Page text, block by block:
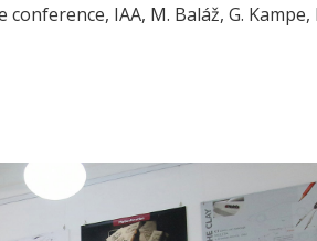
IAA, M. Baláž, G. Kampe,